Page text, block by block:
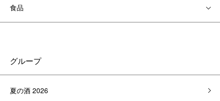
食品
グループ
夏の酒 2026